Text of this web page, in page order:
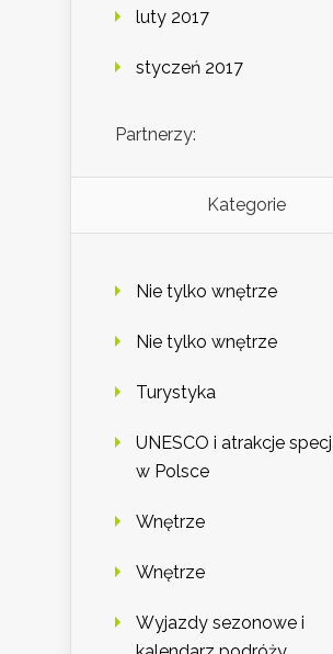
luty 2017
styczeń 2017
Partnerzy:
Kategorie
Nie tylko wnętrze
Nie tylko wnętrze
Turystyka
UNESCO i atrakcje
w Polsce
Wnętrze
Wnętrze
Wyjazdy sezonowe i